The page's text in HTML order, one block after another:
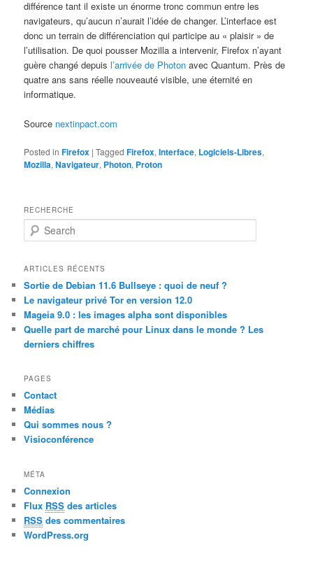
différence tant il existe un énorme tronc commun entre les
navigateurs, qu’aucun n’aurait l’idée de changer. L’interface est
donc un terrain de différenciation qui participe au « plaisir » de
l’utilisation. De quoi pousser Mozilla a intervenir, Firefox n’ayant
guère changé depuisl’arrivée de Photon avec Quantum. Près de
quatre ans sans réelle nouveauté visible, une éternité en
informatique.
Source nextinpact.com
Posted in Firefox |Tagged Firefox,Interface, Logiciels-Libres,
Mozilla,Navigateur, Photon, Proton
RECHERCHE
e
r
h
ARTICLES RÉCENTS
Sortie de Debian 11.6 Bullseye : quoi de neuf ?
Le navigateur privé Tor en version 12.0
Mageia 9.0 : les images alpha sont disponibles
Quelle part de marché pour Linux dans le monde ? Les
derniers chiffres
PAGES
Contact
Médias
Qui sommes nous ?
Visioconférence
MÉTA
Connexion
Flux RSS des articles
RSS des commentaires
WordPress.org